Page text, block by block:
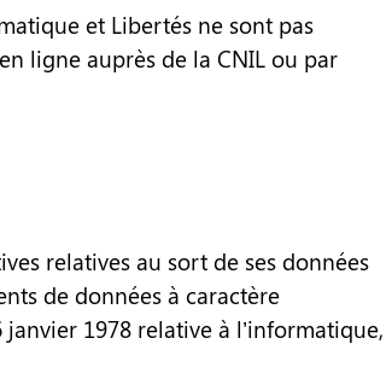
et Libertés ne sont pas
ligne auprès de la CNIL ou par
relatives au sort de ses données
de données à caractère
1978 relative à l’informatique,